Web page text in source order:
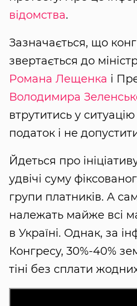
відомства.
Зазначається, що
звертається до
Романа Лещенка і
Володимира
втрутитись у
податок і не
Йдеться про
удвічі суму
групи платників. А
належать майже всі
в Україні. Однак, за
Конгресу, 30%-40%
тіні без сплати